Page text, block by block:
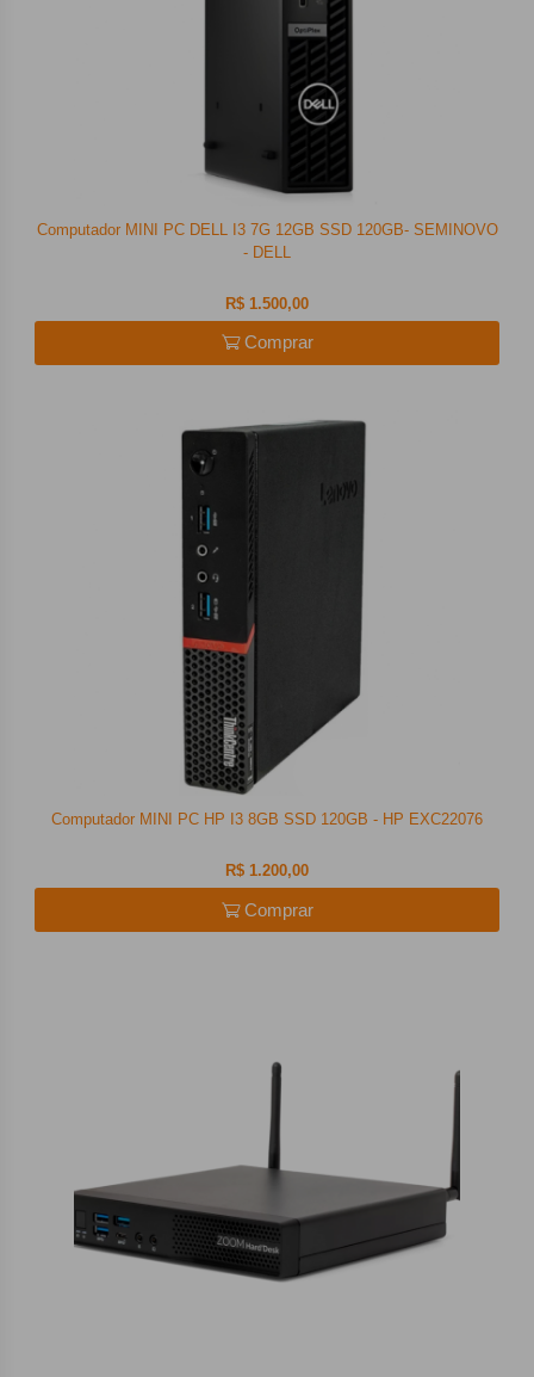
Computador MINI PC DELL I3 7G 12GB SSD 120GB- SEMINOVO
- DELL
R$ 1.500,00
Comprar
Computador MINI PC HP I3 8GB SSD 120GB - HP EXC22076
R$ 1.200,00
Comprar